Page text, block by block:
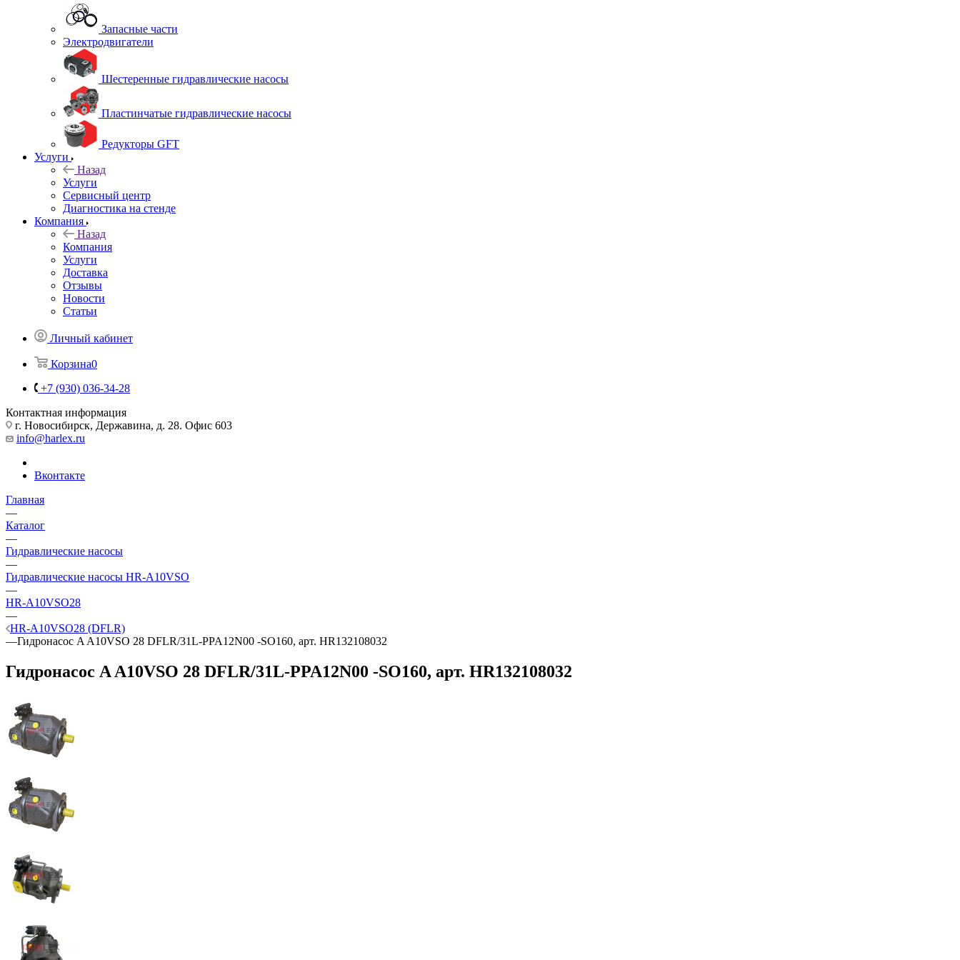
Запасные части
Электродвигатели
Шестеренные гидравлические насосы
Пластинчатые гидравлические насосы
Редукторы GFT
Услуги
Назад
Услуги
Сервисный центр
Диагностика на стенде
Компания
Назад
Компания
Услуги
Доставка
Отзывы
Новости
Статьи
Личный кабинет
Корзина0
+7 (930) 036-34-28
Контактная информация
г. Новосибирск, Державина, д. 28. Офис 603
info@harlex.ru
Вконтакте
Главная
—
Каталог
—
Гидравлические насосы
—
Гидравлические насосы HR-A10VSO
—
HR-A10VSO28
—
HR-A10VSO28 (DFLR)
—Гидронасос A A10VSO 28 DFLR/31L-PPA12N00 -SO160, арт. HR132108032
Гидронасос A A10VSO 28 DFLR/31L-PPA12N00 -SO160, арт. HR132108032